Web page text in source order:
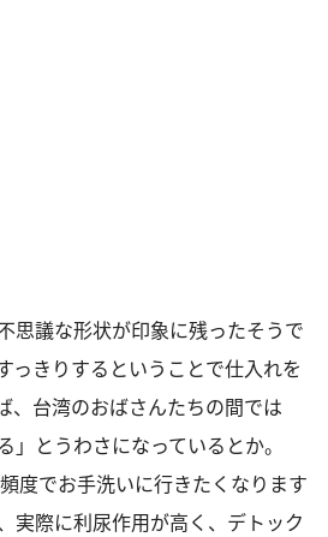
思議な形状が印象に残ったそうで
っきりするということで仕入れを
、台湾のおばさんたちの間では
」とうわさになっているとか。
度でお手洗いに行きたくなります
実際に利尿作用が高く、デトック